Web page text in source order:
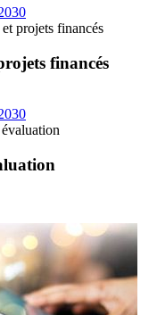
projets financés
financés